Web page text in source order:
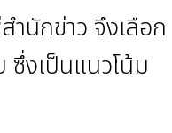
นักข่าว จึงเลือก
งเป็นแนวโน้ม